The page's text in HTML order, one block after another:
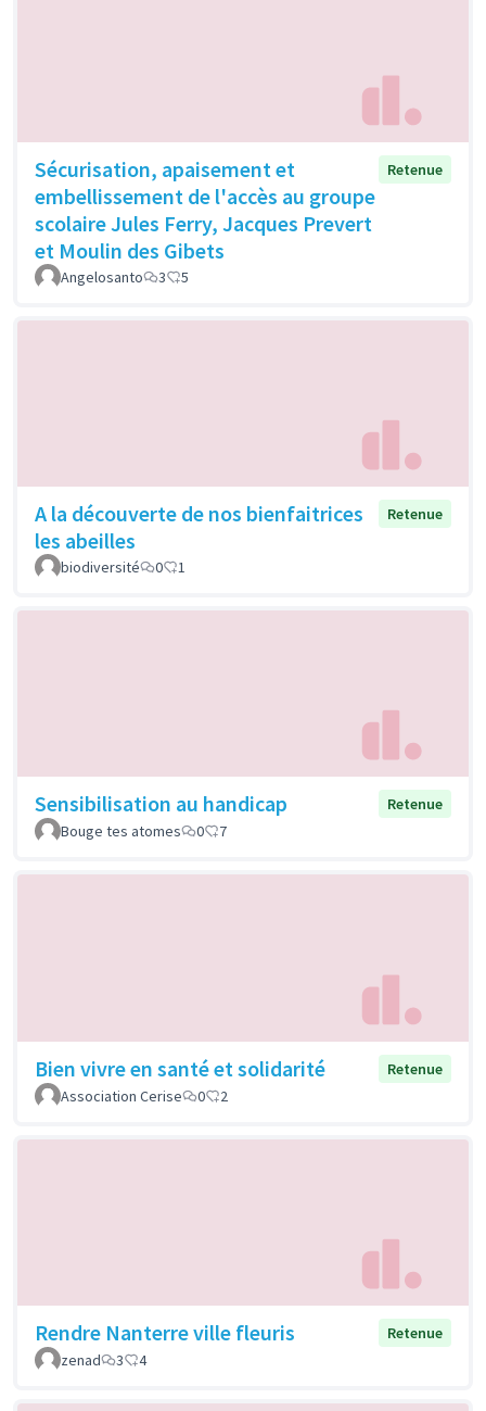
Sécurisation, apaisement et
embellissement de l'accès au groupe
scolaire Jules Ferry, Jacques Prevert
et Moulin des Gibets
Retenue
Angelosanto 3 5
A la découverte de nos bienfaitrices
les abeilles
Retenue
biodiversité 0 1
Sensibilisation au handicap
Retenue
Bouge tes atomes
0 7
Bien vivre en santé et solidarité
Retenue
Association Cerise
0 2
Rendre Nanterre ville fleuris
Retenue
zenad
3 4